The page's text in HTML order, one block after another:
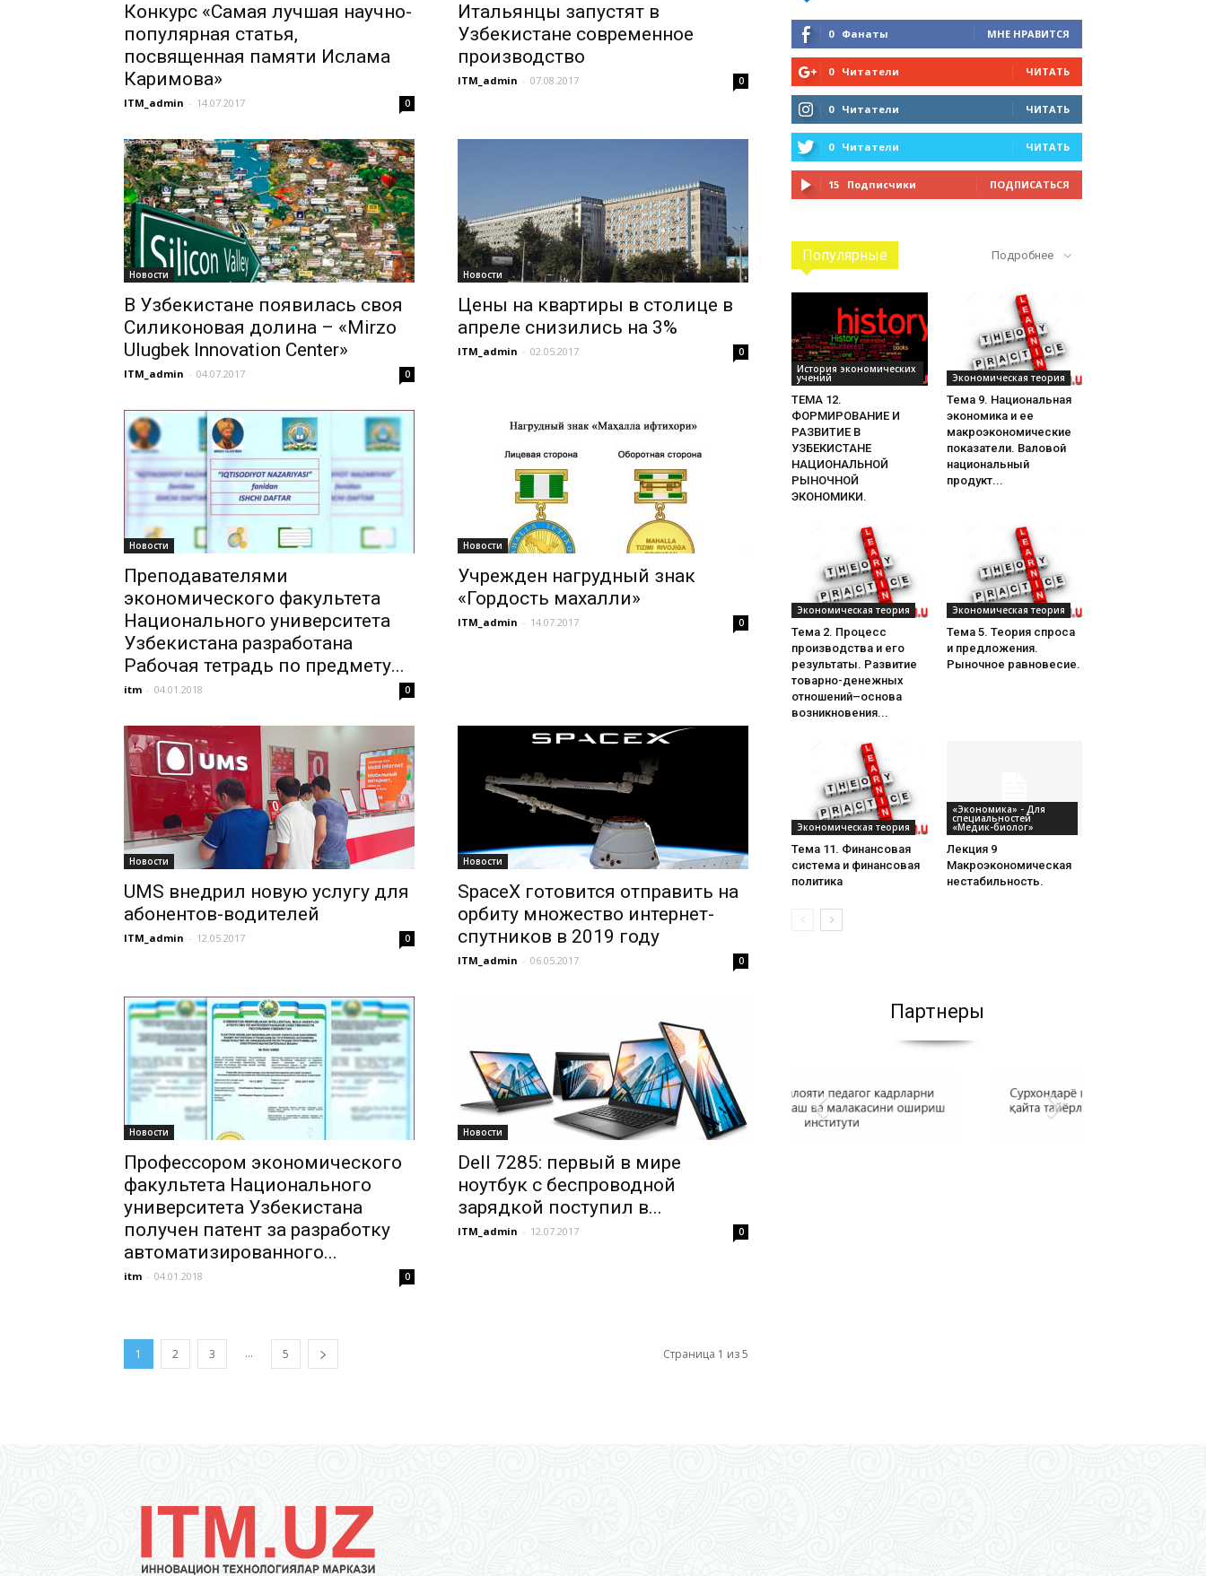
Конкурс «Самая лучшая научно-
популярная статья,
посвященная памяти Ислама
Каримова»
ITM_admin - 14.07.2017 0
Итальянцы запустят в
Узбекистане современное
производство
ITM_admin - 07.08.2017 0
Новости
В Узбекистане появилась своя
Силиконовая долина – «Mirzo
Ulugbek Innovation Center»
ITM_admin - 04.07.2017 0
Новости
Цены на квартиры в столице в
апреле снизились на 3%
ITM_admin - 02.05.2017 0
Новости
Преподавателями
экономического факультета
Национального университета
Узбекистана разработана
Рабочая тетрадь по предмету...
itm - 04.01.2018 0
Новости
Учрежден нагрудный знак
«Гордость махалли»
ITM_admin - 14.07.2017 0
Новости
UMS внедрил новую услугу для
абонентов-водителей
ITM_admin - 12.05.2017 0
Новости
SpaceX готовится отправить на
орбиту множество интернет-
спутников в 2019 году
ITM_admin - 06.05.2017 0
Новости
Профессором экономического
факультета Национального
университета Узбекистана
получен патент за разработку
автоматизированного...
itm - 04.01.2018 0
Новости
Dell 7285: первый в мире
ноутбук с беспроводной
зарядкой поступил в...
ITM_admin - 12.07.2017 0
1 2 3 ... 5 Страница 1 из 5
0 Фанаты МНЕ НРАВИТСЯ
0 Читатели ЧИТАТЬ
0 Читатели ЧИТАТЬ
0 Читатели ЧИТАТЬ
15 Подписчики ПОДПИСАТЬСЯ
Популярные Подробнее
История экономических
учений
ТЕМА 12.
ФОРМИРОВАНИЕ И
РАЗВИТИЕ В
УЗБЕКИСТАНЕ
НАЦИОНАЛЬНОЙ
РЫНОЧНОЙ
ЭКОНОМИКИ.
Экономическая теория
Тема 9. Национальная
экономика и ее
макроэкономические
показатели. Валовой
национальный
продукт...
Экономическая теория
Тема 2. Процесс
производства и его
результаты. Развитие
товарно-денежных
отношений–основа
возникновения...
Экономическая теория
Тема 5. Теория спроса
и предложения.
Рыночное равновесие.
Экономическая теория
Тема 11. Финансовая
система и финансовая
политика
«Экономика» - Для
специальностей
«Медик-биолог»
Лекция 9
Макроэкономическая
нестабильность.
Партнеры